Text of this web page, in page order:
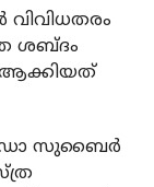
ശബ്ദം
ഡോ സുബൈര്‍